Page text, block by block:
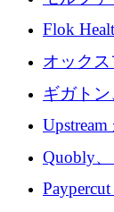
ムを最前
Flok
ットフ
オック
が「成
ラウン
ギガト
ルを調達
Xavier
げる
Quobly
商用化の
ーロを調